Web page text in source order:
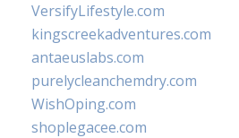
VersifyLifestyle.com
kingscreekadventures.com
antaeuslabs.com
purelycleanchemdry.com
WishOping.com
shoplegacee.com